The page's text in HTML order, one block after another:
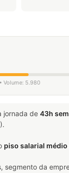
Volume: 5.980
jornada de 43h
piso salarial médio
da